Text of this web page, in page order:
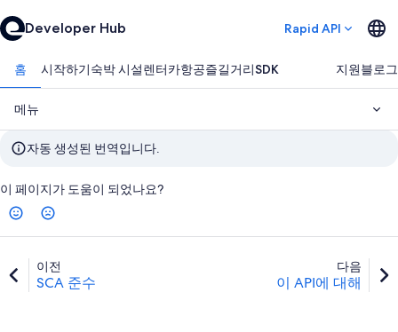
Developer Hub Rapid API
홈 시작하기숙박 시설렌터카항공즐길거리SDK 지원블로그
메뉴
자동 생성된 번역입니다.
이 페이지가 도움이 되었나요?
이전
SCA 준수
다음
이 API에 대해